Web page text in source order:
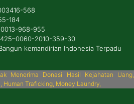
568
184
968-955
425–0060-2010-359-30
kemandirian Indonesia Terpadu
Menerima Donasi Hasil Kejahatan Uang,
Human Traficking, Money Laundry,